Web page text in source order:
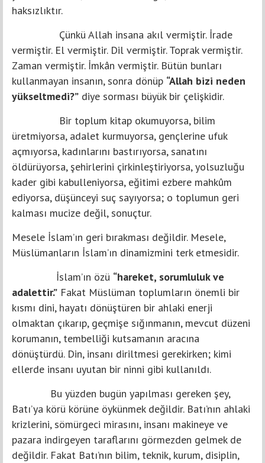
haksızlıktır.
Çünkü Allah insana akıl vermiştir. İrade
vermiştir. El vermiştir. Dil vermiştir. Toprak vermiştir.
Zaman vermiştir. İmkân vermiştir. Bütün bunları
kullanmayan insanın, sonra dönüp “Allah bizi neden
yükseltmedi?” diye sorması büyük bir çelişkidir.
Bir toplum kitap okumuyorsa, bilim
üretmiyorsa, adalet kurmuyorsa, gençlerine ufuk
açmıyorsa, kadınlarını bastırıyorsa, sanatını
öldürüyorsa, şehirlerini çirkinleştiriyorsa, yolsuzluğu
kader gibi kabulleniyorsa, eğitimi ezbere mahkûm
ediyorsa, düşünceyi suç sayıyorsa; o toplumun geri
kalması mucize değil, sonuçtur.
Mesele İslam’ın geri bırakması değildir. Mesele,
Müslümanların İslam’ın dinamizmini terk etmesidir.
İslam’ın özü “hareket, sorumluluk ve
adalettir.” Fakat Müslüman toplumların önemli bir
kısmı dini, hayatı dönüştüren bir ahlaki enerji
olmaktan çıkarıp, geçmişe sığınmanın, mevcut düzeni
korumanın, tembelliği kutsamanın aracına
dönüştürdü. Din, insanı diriltmesi gerekirken; kimi
ellerde insanı uyutan bir ninni gibi kullanıldı.
Bu yüzden bugün yapılması gereken şey,
Batı’ya körü körüne öykünmek değildir. Batı’nın ahlaki
krizlerini, sömürgeci mirasını, insanı makineye ve
pazara indirgeyen taraflarını görmezden gelmek de
değildir. Fakat Batı’nın bilim, teknik, kurum, disiplin,